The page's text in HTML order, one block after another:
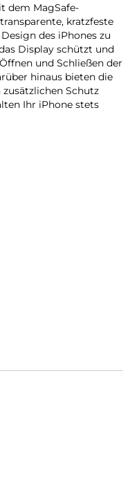
dem MagSafe-
kratzfeste
des iPhones zu
Display schützt und
und Schließen der
hinaus bieten die
Schutz
Ihr iPhone stets